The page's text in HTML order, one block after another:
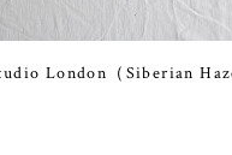
London（Siberian